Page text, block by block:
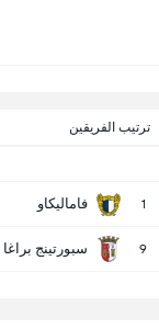
ترتيب الفريقين
1 فاماليكاو
9 سبورتينج براغا